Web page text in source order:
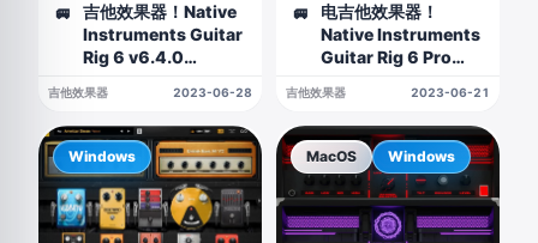
🚐
吉他效果器！Native
Instruments Guitar
Rig 6 v6.4.0
吉他效果器 2023-06-28
🚐
电吉他效果器！
Native Instruments
Guitar Rig 6 Pro
吉他效果器 2023-06-21
Windows MacOS Windows